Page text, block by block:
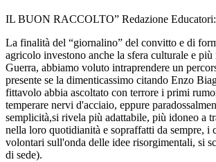
IL BUON RACCOLTO” Redazione
La finalità del “giornalino” del convitto e di
agricolo investono anche la sfera culturale e
Guerra, abbiamo voluto intraprendere un
presente se la dimenticassimo citando Enzo
fittavolo abbia ascoltato con terrore i primi
temperare nervi d'acciaio, eppure
semplicità,si rivela più adattabile, più idoneo a
nella loro quotidianità e sopraffatti da sempre,
volontari sull'onda delle idee risorgimentali, si
di sede).